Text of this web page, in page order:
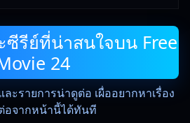
รีย์ที่น่าสนใจบน Free
24
ละรายการน่าดูต่อ เผื่ออยากหาเรื่อง
อจากหน้านี้ได้ทันที